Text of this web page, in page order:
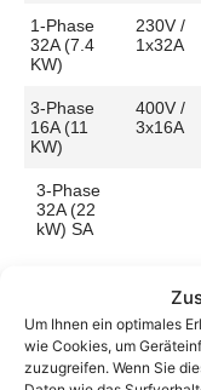
Um Ihnen ein optimales
wie Cookies, um
zuzugreifen. Wenn Sie
1-Phase
32A (7.4
KW)
230V /
1x32A
3-Phase
16A (11
KW)
400V /
3x16A
3-Phase
32A (22
kW) SA
Aufladen zu